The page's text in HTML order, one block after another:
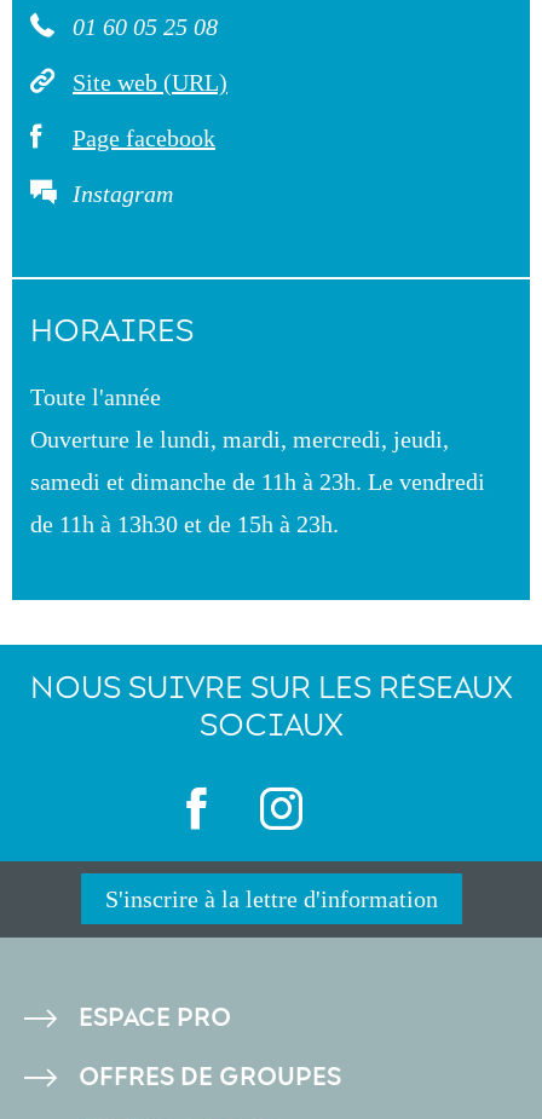
01 60 05 25 08
Site web (URL)
Page facebook
Instagram
HORAIRES
Toute l'année
Ouverture le lundi, mardi, mercredi, jeudi,
samedi et dimanche de 11h à 23h. Le vendredi
de 11h à 13h30 et de 15h à 23h.
NOUS SUIVRE SUR LES RÉSEAUX
SOCIAUX
S'inscrire à la lettre d'information
PIED
DE
ESPACE PRO
OFFRES DE GROUPES